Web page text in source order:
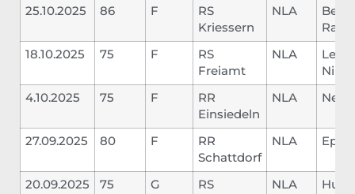
25.10.2025
86 F
RS
Kriessern
NLA
18.10.2025
75 F
RS
Freiamt
NLA
Nino
4.10.2025
75 F
RR
Einsiedeln
NLA
27.09.2025 80 F
RR
Schattdorf
NLA Epp
20.09.2025 75 G
RS
NLA